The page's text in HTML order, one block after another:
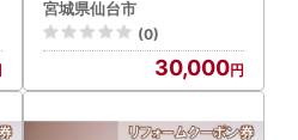
ン（9,000円分）有効期
間3年（Eメール発行）｜
旅行
宮城県仙台市
(0)
30,000